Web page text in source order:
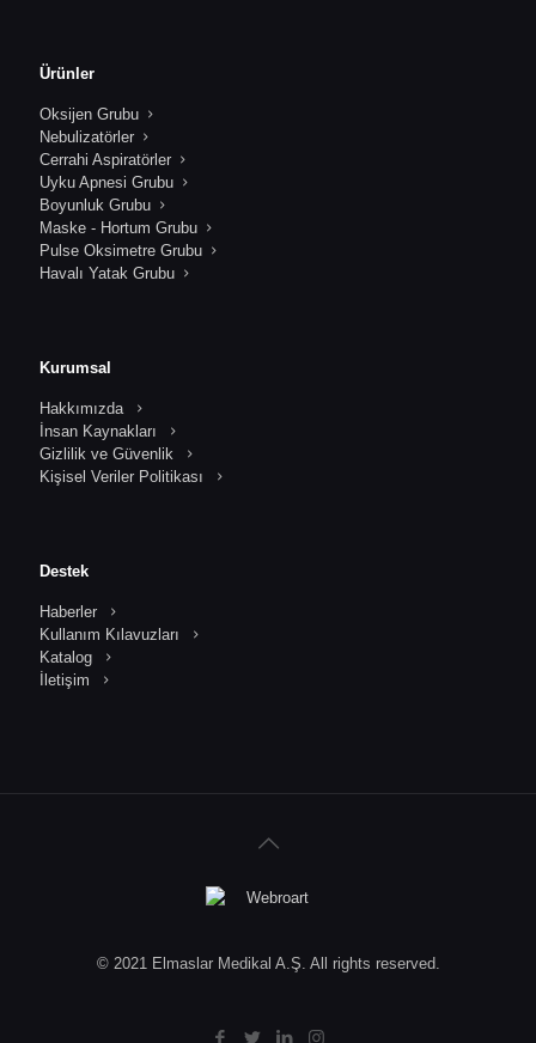
Ürünler
Oksijen Grubu
Nebulizatörler
Cerrahi Aspiratörler
Uyku Apnesi Grubu
Boyunluk Grubu
Maske - Hortum Grubu
Pulse Oksimetre Grubu
Havalı Yatak Grubu
Kurumsal
Hakkımızda
İnsan Kaynakları
Gizlilik ve Güvenlik
Kişisel Veriler Politikası
Destek
Haberler
Kullanım Kılavuzları
Katalog
İletişim
© 2021 Elmaslar Medikal A.Ş. All rights reserved.